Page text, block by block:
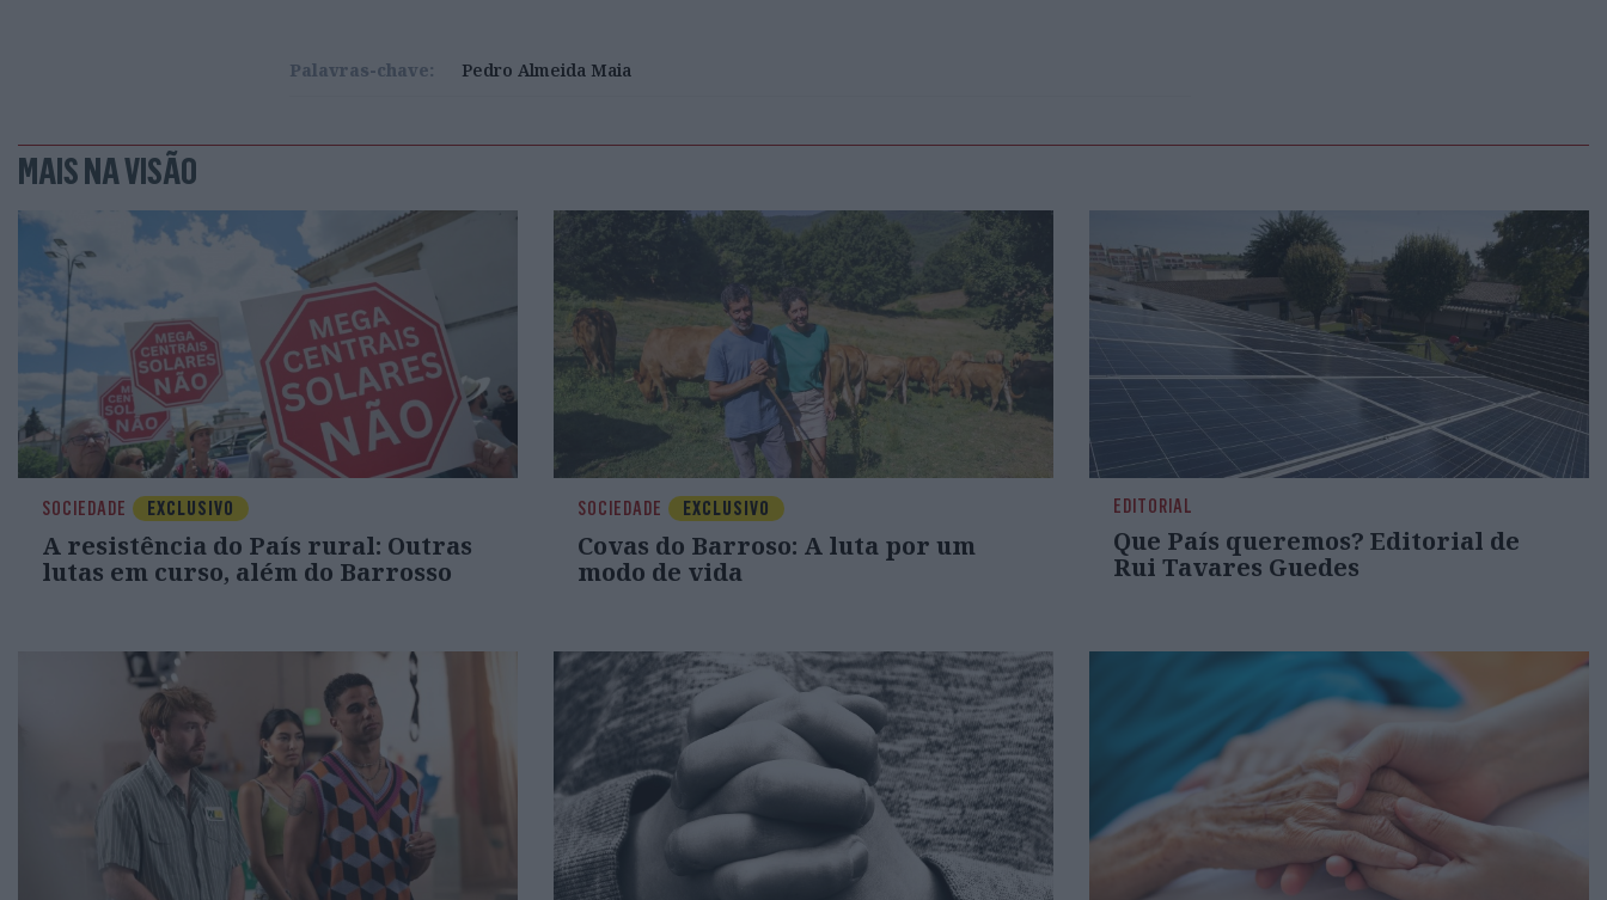
Palavras-chave: Pedro Almeida Maia
MAIS NA VISÃO
SOCIEDADE EXCLUSIVO
A resistência do País rural: Outras
lutas em curso, além do Barrosso
SOCIEDADE EXCLUSIVO
Covas do Barroso: A luta por um
modo de vida
EDITORIAL
Que País queremos? Editorial de
Rui Tavares Guedes